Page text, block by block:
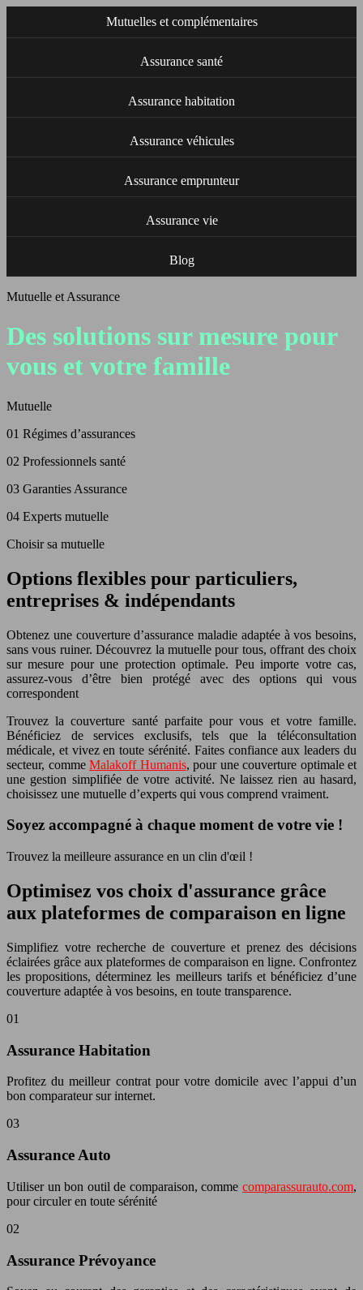
Mutuelles et complémentaires
Assurance santé
Assurance habitation
Assurance véhicules
Assurance emprunteur
Assurance vie
Blog
Mutuelle et Assurance
Des solutions sur mesure pour
vous et votre famille
Mutuelle
01 Régimes d’assurances
02 Professionnels santé
03 Garanties Assurance
04 Experts mutuelle
Choisir sa mutuelle
Options flexibles pour particuliers,
entreprises & indépendants
Obtenez une couverture d’assurance maladie adaptée à vos besoins,
sans vous ruiner. Découvrez la mutuelle pour tous, offrant des choix
sur mesure pour une protection optimale. Peu importe votre cas,
assurez-vous d’être bien protégé avec des options qui vous
correspondent
Trouvez la couverture santé parfaite pour vous et votre famille.
Bénéficiez de services exclusifs, tels que la téléconsultation
médicale, et vivez en toute sérénité. Faites confiance aux leaders du
secteur, comme Malakoff Humanis, pour une couverture optimale et
une gestion simplifiée de votre activité. Ne laissez rien au hasard,
choisissez une mutuelle d’experts qui vous comprend vraiment.
Soyez accompagné à chaque moment de votre vie !
Trouvez la meilleure assurance en un clin d'œil !
Optimisez vos choix d'assurance grâce
aux plateformes de comparaison en ligne
Simplifiez votre recherche de couverture et prenez des décisions
éclairées grâce aux plateformes de comparaison en ligne. Confrontez
les propositions, déterminez les meilleurs tarifs et bénéficiez d’une
couverture adaptée à vos besoins, en toute transparence.
01
Assurance Habitation
Profitez du meilleur contrat pour votre domicile avec l’appui d’un
bon comparateur sur internet.
03
Assurance Auto
Utiliser un bon outil de comparaison, comme comparassurauto.com,
pour circuler en toute sérénité
02
Assurance Prévoyance